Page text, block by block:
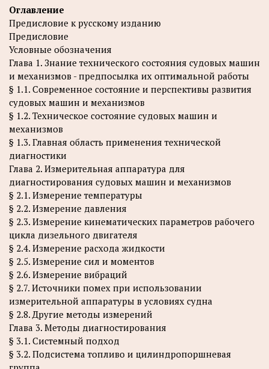
Оглавление
Предисловие к русскому изданию
Предисловие
Условные обозначения
Глава 1. Знание технического состояния судовых машин
и механизмов - предпосылка их оптимальной работы
§ 1.1. Современное состояние и перспективы развития
судовых машин и механизмов
§ 1.2. Техническое состояние судовых машин и
механизмов
§ 1.3. Главная область применения технической
диагностики
Глава 2. Измерительная аппаратура для
диагностирования судовых машин и механизмов
§ 2.1. Измерение температуры
§ 2.2. Измерение давления
§ 2.3. Измерение кинематических параметров рабочего
цикла дизельного двигателя
§ 2.4. Измерение расхода жидкости
§ 2.5. Измерение сил и моментов
§ 2.6. Измерение вибраций
§ 2.7. Источники помех при использовании
измерительной аппаратуры в условиях судна
§ 2.8. Другие методы измерений
Глава 3. Методы диагностирования
§ 3.1. Системный подход
§ 3.2. Подсистема топливо и цилиндропоршневая